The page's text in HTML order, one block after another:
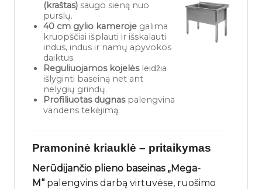
(kraštas)saugo sieną nuo
purslų.
40 cm gylio kamerojegalima
kruopščiai išplauti ir išskalauti
indus, indus ir namų apyvokos
daiktus.
Reguliuojamos kojelės leidžia
išlyginti baseiną net ant
nelygių grindų.
Profiliuotas dugnaspalengvina
vandens tekėjimą.
Pramoninė kriauklė – pritaikymas
Nerūdijančio plieno baseinas „Mega-
M“ palengvins darbą virtuvėse, ruošimo